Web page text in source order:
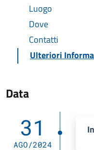
Luogo
Dove
Contatti
Ulteriori
Data
31
AGO/2024